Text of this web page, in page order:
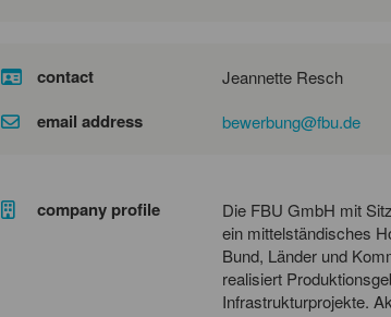
contact Jeannette Resch
email address bewerbung@fbu.de
company profile
Die FBU GmbH mit
ein mittelständisches
Bund, Länder und
realisiert
Infrastrukturprojekte.